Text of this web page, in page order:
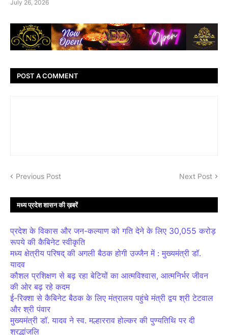
July 26, 2026
POST A COMMENT
Previous Post Next Post
मध्य प्रदेश शासन की ख़बरें
प्रदेश के विकास और जन-कल्याण को गति देने के लिए 30,055 करोड़
रूपये की कैबिनेट स्वीकृति
मध्य क्षेत्रीय परिषद् की अगली बैठक होगी उज्जैन में : मुख्यमंत्री डॉ.
यादव
कौशल प्रशिक्षण से बढ़ रहा बेटियों का आत्मविश्वास, आत्मनिर्भर जीवन
की ओर बढ़ रहे कदम
ई-रिक्शा से कैबिनेट बैठक के लिए मंत्रालय पहुंचे मंत्री द्वय श्री टेटवाल
और श्री पंवार
मुख्यमंत्री डॉ. यादव ने स्व. मल्हारराव होल्कर की पुण्यतिथि पर दी
श्रद्धांजलि